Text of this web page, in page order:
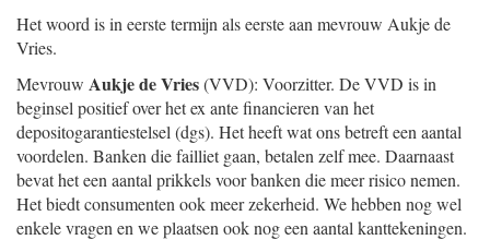
Het woord is in eerste termijn als eerste aan mevrouw Aukje de
Vries.
Mevrouw Aukje de Vries(VVD): Voorzitter. De VVD is in
beginsel positief over het ex ante financieren van het
depositogarantiestelsel (dgs). Het heeft wat ons betreft een aantal
voordelen. Banken die failliet gaan, betalen zelf mee. Daarnaast
bevat het een aantal prikkels voor banken die meer risico nemen.
Het biedt consumenten ook meer zekerheid. We hebben nog wel
enkele vragen en we plaatsen ook nog een aantal kanttekeningen.